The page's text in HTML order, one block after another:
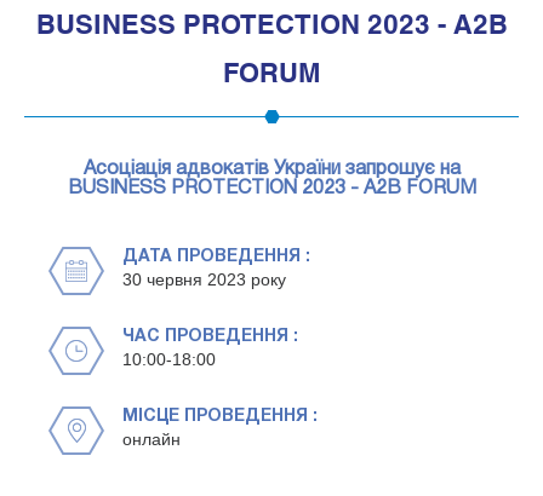
BUSINESS PROTECTION 2023 - A2B
FORUM
Асоціація адвокатів України запрошує на
BUSINESS PROTECTION 2023 - A2B FORUM
ДАТА ПРОВЕДЕННЯ :
30 червня 2023 року
ЧАС ПРОВЕДЕННЯ :
10:00-18:00
МІСЦЕ ПРОВЕДЕННЯ :
онлайн